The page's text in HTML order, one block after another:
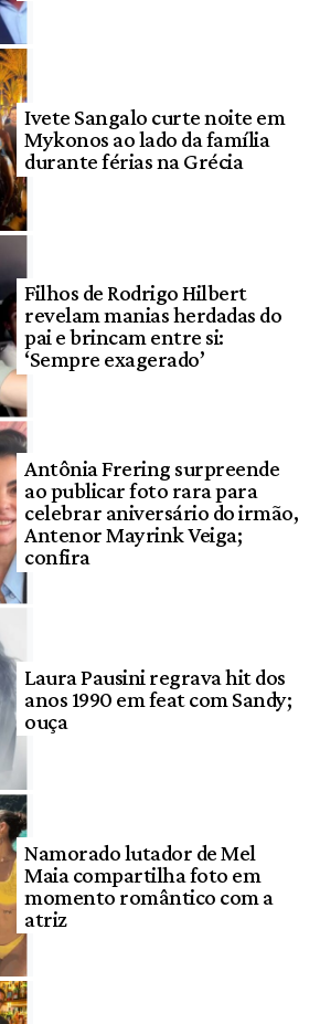
Ivete Sangalo curte noite em
Mykonos ao lado da família
durante férias na Grécia
Filhos de Rodrigo Hilbert
revelam manias herdadas do
pai e brincam entre si:
‘Sempre exagerado’
Antônia Frering surpreende
ao publicar foto rara para
celebrar aniversário do irmão,
Antenor Mayrink Veiga;
confira
Laura Pausini regrava hit dos
anos 1990 em feat com Sandy;
ouça
Namorado lutador de Mel
Maia compartilha foto em
momento romântico com a
atriz